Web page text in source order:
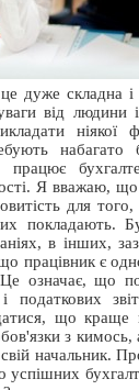
дуже складна і
від людини
ніякої
Я вважаю,
для
покладають.
в інших,
працівник є
означає, що
податкових
що краще
з
начальник.
успішних